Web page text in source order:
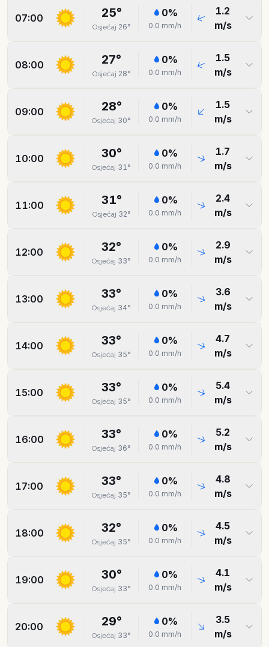
07:00 25°
Osjećaj 26°
0%
0.0 mm/h
1.2
m/s
08:00 27°
Osjećaj 28°
0%
0.0 mm/h
1.5
m/s
09:00 28°
Osjećaj 30°
0%
0.0 mm/h
1.5
m/s
10:00 30°
Osjećaj 31°
0%
0.0 mm/h
1.7
m/s
11:00 31°
Osjećaj 32°
0%
0.0 mm/h
2.4
m/s
12:00 32°
Osjećaj 33°
0%
0.0 mm/h
2.9
m/s
13:00 33°
Osjećaj 34°
0%
0.0 mm/h
3.6
m/s
14:00 33°
Osjećaj 35°
0%
0.0 mm/h
4.7
m/s
15:00 33°
Osjećaj 35°
0%
0.0 mm/h
5.4
m/s
16:00 33°
Osjećaj 36°
0%
0.0 mm/h
5.2
m/s
17:00 33°
Osjećaj 35°
0%
0.0 mm/h
4.8
m/s
18:00 32°
Osjećaj 35°
0%
0.0 mm/h
4.5
m/s
19:00 30°
Osjećaj 33°
0%
0.0 mm/h
4.1
m/s
20:00 29°
Osjećaj 33°
0%
0.0 mm/h
3.5
m/s